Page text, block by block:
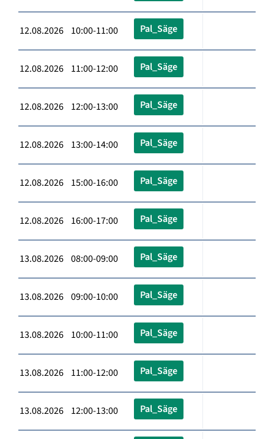
12.08.2026 10:00-11:00 Pal_Säge
12.08.2026 11:00-12:00 Pal_Säge
12.08.2026 12:00-13:00 Pal_Säge
12.08.2026 13:00-14:00 Pal_Säge
12.08.2026 15:00-16:00 Pal_Säge
12.08.2026 16:00-17:00 Pal_Säge
13.08.2026 08:00-09:00 Pal_Säge
13.08.2026 09:00-10:00 Pal_Säge
13.08.2026 10:00-11:00 Pal_Säge
13.08.2026 11:00-12:00 Pal_Säge
13.08.2026 12:00-13:00 Pal_Säge